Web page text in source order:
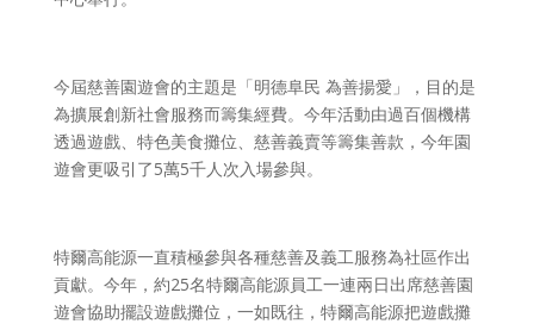
今屆慈善園遊會的主題是「明德阜民 為善揚愛」，目的是
為擴展創新社會服務而籌集經費。今年活動由過百個機構
透過遊戲、特色美食攤位、慈善義賣等籌集善款，今年園
遊會更吸引了5萬5千人次入場參與。
特爾高能源一直積極參與各種慈善及義工服務為社區作出
貢獻。今年，約25名特爾高能源員工一連兩日出席慈善園
遊會協助擺設遊戲攤位，一如既往，特爾高能源把遊戲攤